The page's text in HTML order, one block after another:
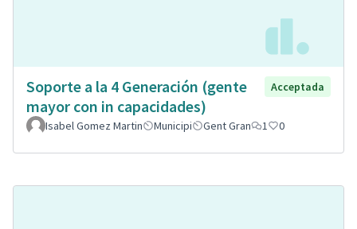
Soporte a la 4 Generación (gente
mayor con in capacidades)
Acceptada
Isabel Gomez Martin Municipi Gent Gran 1 0